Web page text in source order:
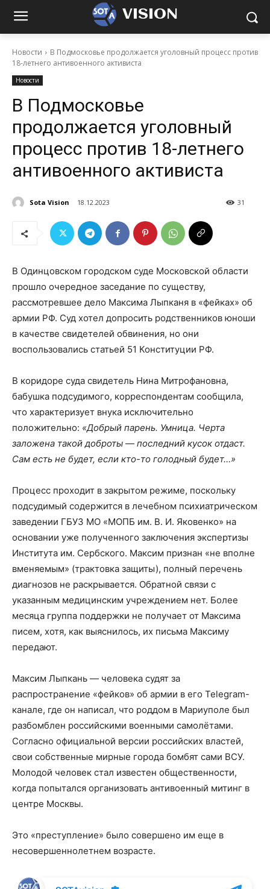
VISION
Новости
В Подмосковье продолжается уголовный процесс против
18-летнего антивоенного активиста
Новости
В Подмосковье
продолжается уголовный
процесс против 18-летнего
антивоенного активиста
Sota Vision 18.12.2023 31
В Одинцовском городском суде Московской области
прошло очередное заседание по существу,
рассмотревшее дело Максима Лыпканя в «фейках» об
армии РФ. Суд хотел допросить родственников юноши
в качестве свидетелей обвинения, но они
воспользовались статьей 51 Конституции РФ.
В коридоре суда свидетель Нина Митрофановна,
бабушка подсудимого, корреспондентам сообщила,
что характеризует внука исключительно
положительно: «Добрый парень. Умница. Черта
заложена такой доброты — последний кусок отдаст.
Сам есть не будет, если кто-то голодный будет…»
Процесс проходит в закрытом режиме, поскольку
подсудимый содержится в лечебном психиатрическом
заведении ГБУЗ МО «МОПБ им. В. И. Яковенко» на
основании уже полученного заключения экспертизы
Института им. Сербского. Максим признан «не вполне
вменяемым» (трактовка защиты), полный перечень
диагнозов не раскрывается. Обратной связи с
указанным медицинским учреждением нет. Более
месяца группа поддержки не получает от Максима
писем, хотя, как выяснилось, их письма Максиму
передают.
Максим Лыпкань — человека судят за
распространение «фейков» об армии в его Telegram-
канале, где он написал, что роддом в Мариуполе был
разбомблен российскими военными самолётами.
Согласно официальной версии российских властей,
свои собственные мирные города бомбят сами ВСУ.
Молодой человек стал известен общественности,
когда попытался организовать антивоенный митинг в
центре Москвы.
Это «преступление» было совершено им еще в
несовершеннолетнем возрасте.